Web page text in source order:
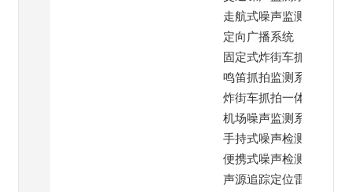
走航式噪声监测系统
定向广播系统
固定式炸街车抓拍系统
鸣笛抓拍监测系统
炸街车抓拍一体机
机场噪声监测系统
手持式噪声检测仪
便携式噪声检测仪
声源追踪定位雷达